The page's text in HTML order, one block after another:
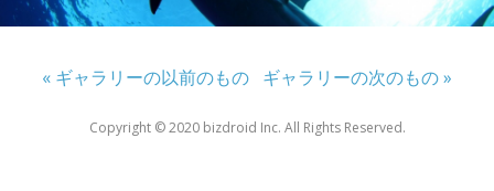
« ギャラリーの以前のもの ギャラリーの次のもの »
Copyright ©︎ 2020 bizdroid Inc. All Rights Reserved.